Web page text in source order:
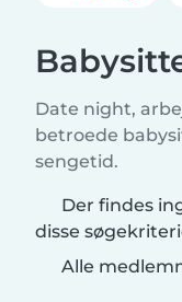
Date night,
betroede
sengetid.
Der findes
disse
Alle